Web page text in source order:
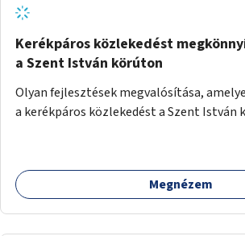
Kerékpáros közlekedést
a Szent István körúton
Olyan fejlesztések megvalósítása,
a kerékpáros közlekedést a Szent István
Megnézem